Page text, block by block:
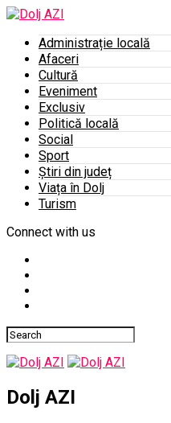
Administrație locală
Afaceri
Cultură
Eveniment
Exclusiv
Politică locală
Social
Sport
Știri din județ
Viața în Dolj
Turism
Connect with us
Dolj AZI